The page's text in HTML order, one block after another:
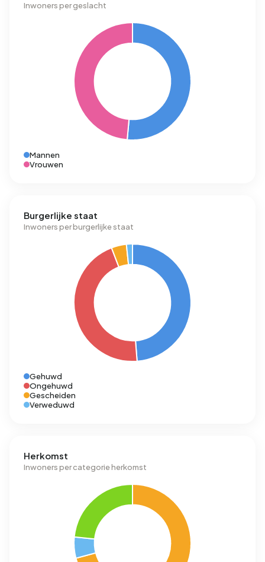
Inwoners per geslacht
Mannen
Vrouwen
Burgerlijke staat
Inwoners per burgerlijke staat
Gehuwd
Ongehuwd
Gescheiden
Verweduwd
Herkomst
Inwoners per categorie herkomst